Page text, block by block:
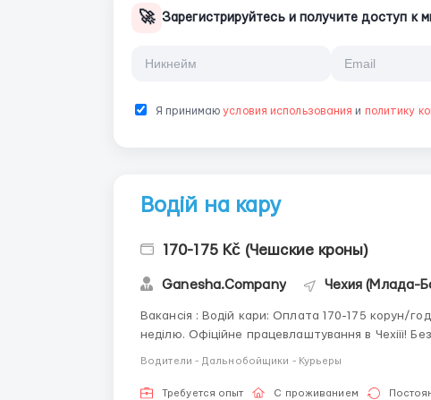
🚀 Зарегистрируйтесь и получите доступ к
Я принимаюусловия использования и политику
Водій на кару
170-175 Kč (Чешские кроны)
Ganesha.Company Чехия (Млада-
Вакансія : Водій кари: Оплата 170-175 корун/год. Графік роботи: 8- 12 годинні зміни; 5-6 днів в
неділю. Офіційне працевлаштування в Чехіїі!
Водители - Дальнобойщики - Курьеры
Требуется опыт С проживанием